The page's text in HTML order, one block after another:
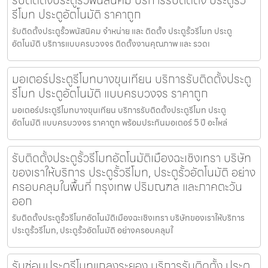
รีโมท ประตูอัตโนมัติ ราคาถูก
รับติดตั้งประตูรั้วพนัสนิคม จำหน่าย และ ติดตั้ง ประตูรั้วรีโมท ประตู
อัตโนมัติ บริการแบบครบวงจร ติดตั้งงานคุณภาพ และ รวดเ
มอเตอร์ประตูรีโมทบางขุนเทียน บริการรับติดตั้งประตู
รีโมท ประตูอัตโนมัติ แบบครบวงจร ราคาถูก
มอเตอร์ประตูรีโมทบางขุนเทียน บริการรับติดตั้งประตูรีโมท ประตู
อัตโนมัติ แบบครบวงจร ราคาถูก พร้อมประกันมอเตอร์ 5 ปี อะไหล่
รับติดตั้งประตูรั้วรีโมทอัตโนมัติเมืองฉะเชิงเทรา บริษัท
ของเราให้บริการ ประตูรั้วรีโมท, ประตูรั้วอัตโนมัติ อย่าง
ครอบคลุมในพื้นที่ กรุงเทพ ปริมณฑล และภาคตะวัน
ออก
รับติดตั้งประตูรั้วรีโมทอัตโนมัติเมืองฉะเชิงเทรา บริษัทของเราให้บริการ
ประตูรั้วรีโมท, ประตูรั้วอัตโนมัติ อย่างครอบคลุมใ